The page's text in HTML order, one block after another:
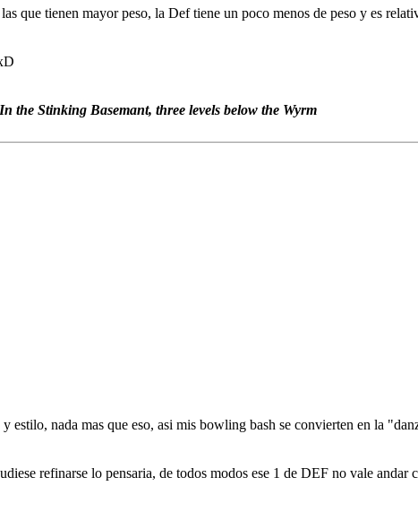
que tienen mayor peso, la Def tiene un poco menos de peso y es
In the Stinking Basemant, three levels below the Wyrm
nada mas que eso, asi mis bowling bash se convierten en la
refinarse lo pensaria, de todos modos ese 1 de DEF no vale andar